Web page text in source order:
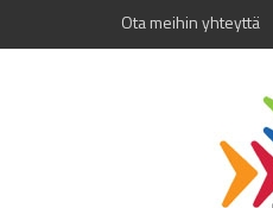
Ota meihin yhteyttä